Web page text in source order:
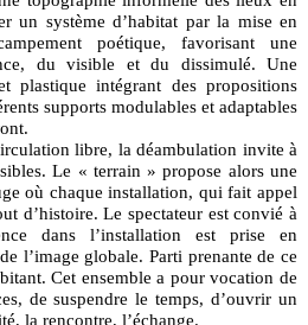
un système d’habitat par la mise en
poétique, favorisant une
du visible et du dissimulé. Une
plastique intégrant des propositions
supports modulables et adaptables
libre, la déambulation invite à
Le « terrain » propose alors une
où chaque installation, qui fait appel
d’histoire. Le spectateur est convié à
dans l’installation est prise en
l’image globale. Parti prenante de ce
Cet ensemble a pour vocation de
de suspendre le temps, d’ouvrir un
la rencontre, l’échange.